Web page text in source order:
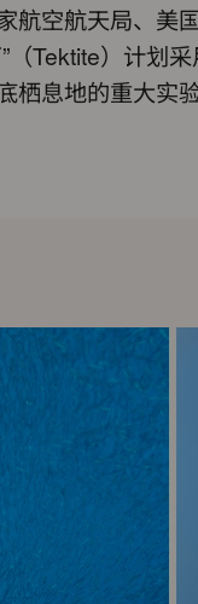
航空航天局、美
（Tektite）计划
栖息地的重大实验